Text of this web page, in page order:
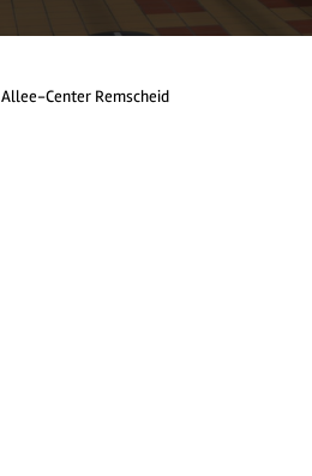
Allee-Center Remscheid